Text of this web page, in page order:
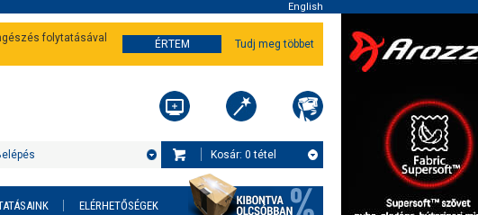
English
folytatásával
ÉRTEM Tudj meg többet
Kosár: 0 tétel
ELÉRHETŐSÉGEK